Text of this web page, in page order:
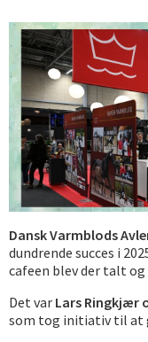
Dansk Varmblods
dundrende succes i
cafeen blev der talt
Det var Lars Ringkjær
som tog initiativ til at